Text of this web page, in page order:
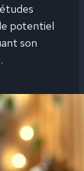
potentiel
son